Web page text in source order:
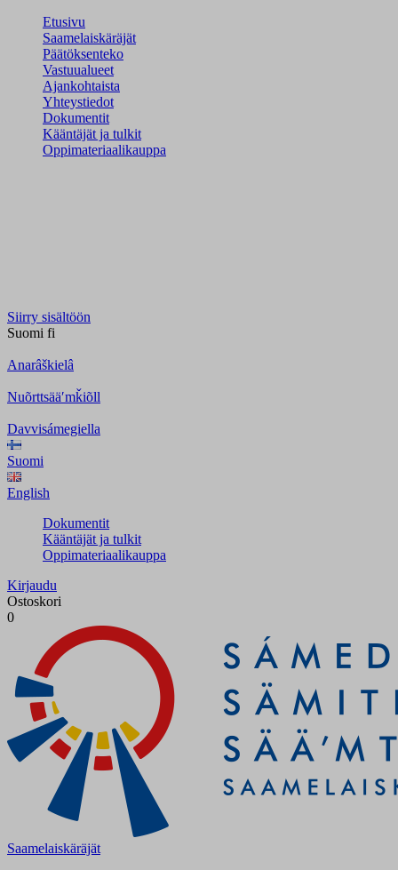
Etusivu
Saamelaiskäräjät
Päätöksenteko
Vastuualueet
Ajankohtaista
Yhteystiedot
Dokumentit
Kääntäjät ja tulkit
Oppimateriaalikauppa
Siirry sisältöön
Suomi fi
Anarâškielâ
Nuõrttsääʹmǩiõll
Davvisámegiella
Suomi
English
Dokumentit
Kääntäjät ja tulkit
Oppimateriaalikauppa
Kirjaudu
Ostoskori
0
Saamelaiskäräjät